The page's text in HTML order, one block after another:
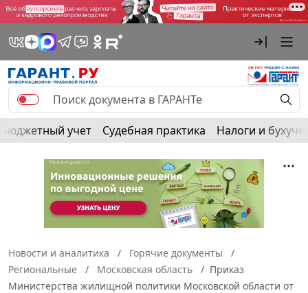
Бюджетный учет Судебная практика Налоги и
Новости и аналитика
Горячие документы
Региональные
Московская область
Приказ
Министерства жилищной политики Московской области от